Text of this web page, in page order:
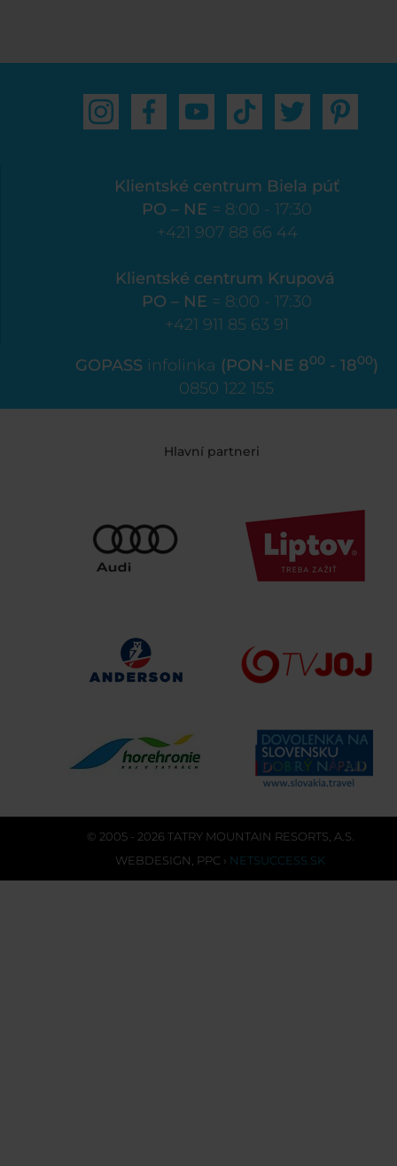
Klientské centrum Biela púť
PO – NE = 8:00 - 17:30
+421 907 88 66 44
Klientské centrum Krupová
PO – NE = 8:00 - 17:30
+421 911 85 63 91
GOPASS infolinka (PON-NE 800 - 1800)
0850 122 155
Hlavní partneri
© 2005 - 2026 TATRY MOUNTAIN RESORTS, A.S.
WEBDESIGN PPC › NETSUCCESS.SK